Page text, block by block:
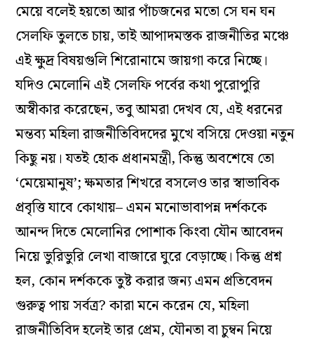
মেয়ে বলেই হয়তো আর পাঁচজনের মতো সে ঘন ঘন
সেলফি তুলতে চায়, তাই আপাদমস্তক রাজনীতির মঞ্চে
এই ক্ষুদ্র বিষয়গুলি শিরোনামে জায়গা করে নিচ্ছে।
যদিও মেলোনি এই সেলফি পর্বের কথা পুরোপুরি
অস্বীকার করেছেন, তবু আমরা দেখব যে, এই ধরনের
মন্তব্য মহিলা রাজনীতিবিদদের মুখে বসিয়ে দেওয়া নতুন
কিছু নয়। যতই হোক প্রধানমন্ত্রী, কিন্তু অবশেষে তো
‘মেয়েমানুষ’; ক্ষমতার শিখরে বসলেও তার স্বাভাবিক
প্রবৃত্তি যাবে কোথায়– এমন মনোভাবাপন্ন দর্শককে
আনন্দ দিতে মেলোনির পোশাক কিংবা যৌন আবেদন
নিয়ে ভুরিভুরি লেখা বাজারে ঘুরে বেড়াচ্ছে। কিন্তু প্রশ্ন
হল, কোন দর্শককে তুষ্ট করার জন্য এমন প্রতিবেদন
গুরুত্ব পায় সর্বত্র? কারা মনে করেন যে, মহিলা
রাজনীতিবিদ হলেই তার প্রেম, যৌনতা বা চুম্বন নিয়ে